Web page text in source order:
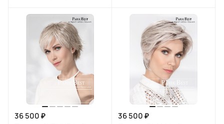
36 500 ₽
36 500 ₽